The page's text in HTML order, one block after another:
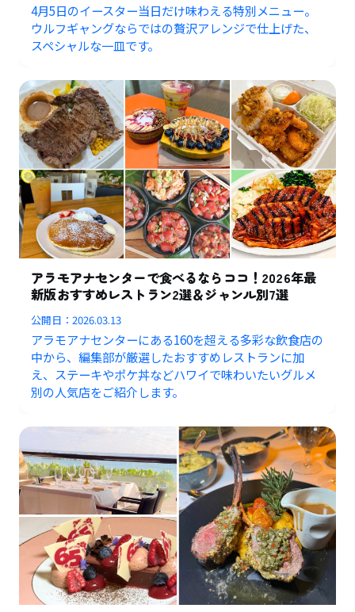
4月5日のイースター当日だけ味わえる特別メニュー。
ウルフギャングならではの贅沢アレンジで仕上げた、
スペシャルな一皿です。
アラモアナセンターで食べるならココ！2026年最
新版おすすめレストラン2選＆ジャンル別7選
公開日：2026.03.13
アラモアナセンターにある160を超える多彩な飲食店の
中から、編集部が厳選したおすすめレストランに加
え、ステーキやポケ丼などハワイで味わいたいグルメ
別の人気店をご紹介します。